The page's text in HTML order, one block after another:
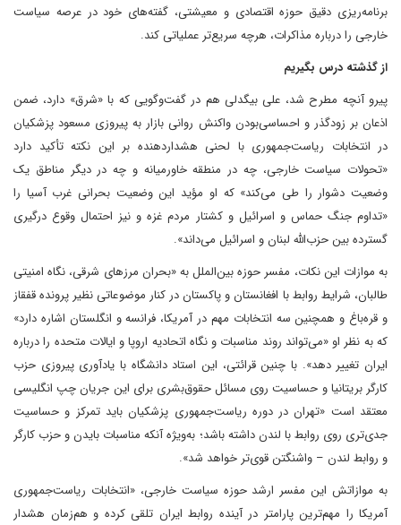
برنامه‌ریزی دقیق حوزه اقتصادی و معیشتی، گفته‌های خود در عرصه سیاست
خارجی را درباره مذاکرات، هرچه سریع‌تر عملیاتی کند.
از گذشته درس بگیریم
پیرو آنچه مطرح شد، علی بیگدلی هم در گفت‌وگویی که با «شرق» دارد، ضمن
اذعان بر زودگذر و احساسی‌بودن واکنش روانی بازار به پیروزی مسعود پزشکیان
در انتخابات ریاست‌جمهوری با لحنی هشداردهنده بر این نکته تأکید دارد
«تحولات سیاست خارجی، چه در منطقه خاورمیانه و چه در دیگر مناطق یک
وضعیت دشوار را طی می‌کند» که او مؤید این وضعیت بحرانی غرب آسیا را
«تداوم جنگ حماس و اسرائیل و کشتار مردم غزه و نیز احتمال وقوع درگیری
گسترده بین حزب‌الله لبنان و اسرائیل می‌داند».
به موازات این نکات، مفسر حوزه بین‌الملل به «بحران مرزهای شرقی، نگاه امنیتی
طالبان، شرایط روابط با افغانستان و پاکستان در کنار موضوعاتی نظیر پرونده قفقاز
و قره‌باغ و همچنین سه انتخابات مهم در آمریکا، فرانسه و انگلستان اشاره دارد»
که به نظر او «می‌تواند روند مناسبات و نگاه اتحادیه اروپا و ایالات متحده را درباره
ایران تغییر دهد». با چنین قرائتی، این استاد دانشگاه با یادآوری پیروزی حزب
کارگر بریتانیا و حساسیت روی مسائل حقوق‌بشری برای این جریان چپ انگلیسی
معتقد است «تهران در دوره ریاست‌جمهوری پزشکیان باید تمرکز و حساسیت
جدی‌تری روی روابط با لندن داشته باشد؛ به‌ویژه آنکه مناسبات بایدن و حزب کارگر
و روابط لندن – واشنگتن قوی‌تر خواهد شد».
به موازاتش این مفسر ارشد حوزه سیاست خارجی، «انتخابات ریاست‌جمهوری
آمریکا را مهم‌ترین پارامتر در آینده روابط ایران تلقی کرده و هم‌زمان هشدار